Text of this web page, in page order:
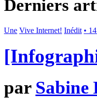
Derniers
Une Vive Internet! Inédit •
par Sabine